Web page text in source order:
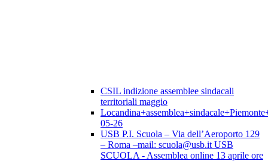
CSIL indizione assemblee sindacali
territoriali maggio
05-26
USB P.I. Scuola – Via dell’Aeroporto 129
– Roma –mail: scuola@usb.it USB
SCUOLA - Assemblea online 13 aprile ore